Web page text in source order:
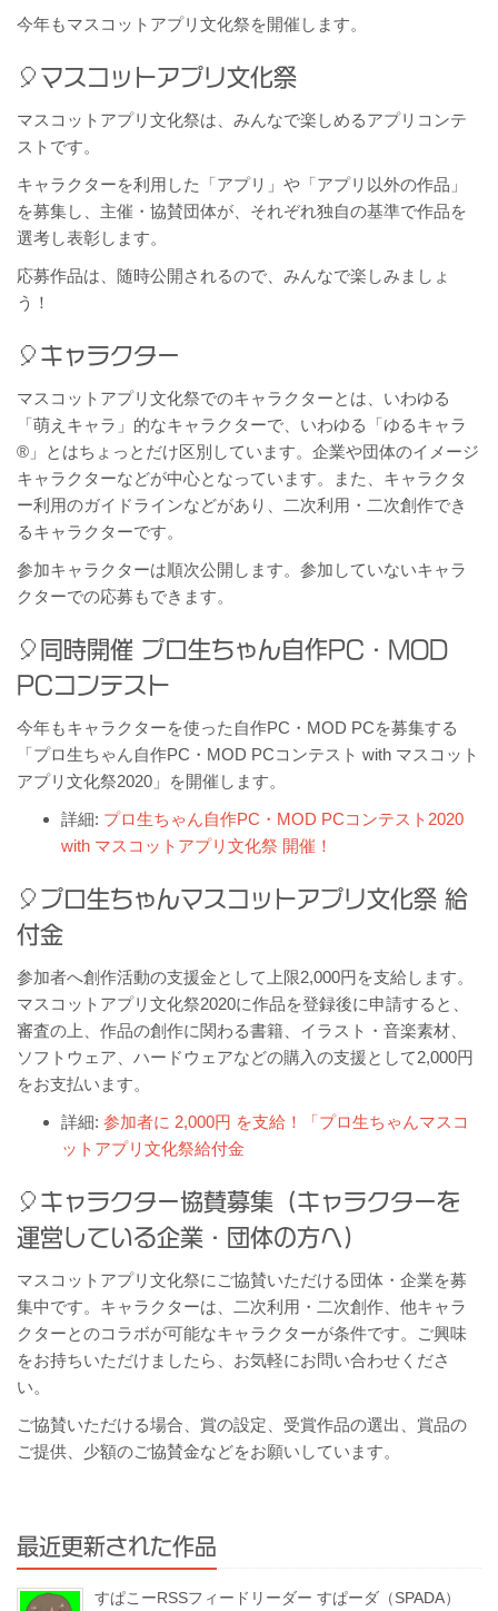
今年もマスコットアプリ文化祭を開催します。
マスコットアプリ文化祭
マスコットアプリ文化祭は、みんなで楽しめるアプリコンテ
ストです。
キャラクターを利用した「アプリ」や「アプリ以外の作品」
を募集し、主催・協賛団体が、それぞれ独自の基準で作品を
選考し表彰します。
応募作品は、随時公開されるので、みんなで楽しみましょ
う！
キャラクター
マスコットアプリ文化祭でのキャラクターとは、いわゆる
「萌えキャラ」的なキャラクターで、いわゆる「ゆるキャラ
®」とはちょっとだけ区別しています。企業や団体のイメージ
キャラクターなどが中心となっています。また、キャラクタ
ー利用のガイドラインなどがあり、二次利用・二次創作でき
るキャラクターです。
参加キャラクターは順次公開します。参加していないキャラ
クターでの応募もできます。
同時開催 プロ生ちゃん自作PC・MOD
PCコンテスト
今年もキャラクターを使った自作PC・MOD PCを募集する
「プロ生ちゃん自作PC・MOD PCコンテスト with マスコット
アプリ文化祭2020」を開催します。
詳細: プロ生ちゃん自作PC・MOD PCコンテスト2020
with マスコットアプリ文化祭 開催！
プロ生ちゃんマスコットアプリ文化祭 給
付金
参加者へ創作活動の支援金として上限2,000円を支給します。
マスコットアプリ文化祭2020に作品を登録後に申請すると、
審査の上、作品の創作に関わる書籍、イラスト・音楽素材、
ソフトウェア、ハードウェアなどの購入の支援として2,000円
をお支払います。
詳細: 参加者に 2,000円 を支給！「プロ生ちゃんマスコ
ットアプリ文化祭給付金
キャラクター協賛募集（キャラクターを
運営している企業・団体の方へ）
マスコットアプリ文化祭にご協賛いただける団体・企業を募
集中です。キャラクターは、二次利用・二次創作、他キャラ
クターとのコラボが可能なキャラクターが条件です。ご興味
をお持ちいただけましたら、お気軽にお問い合わせくださ
い。
ご協賛いただける場合、賞の設定、受賞作品の選出、賞品の
ご提供、少額のご協賛金などをお願いしています。
最近更新された作品
すぱこーRSSフィードリーダー すぱーダ（SPADA）